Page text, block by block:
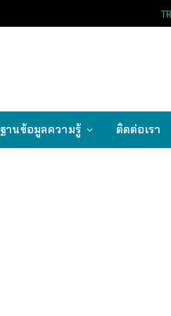
ฐานข้อมูลความรู้ ติดต่อเรา